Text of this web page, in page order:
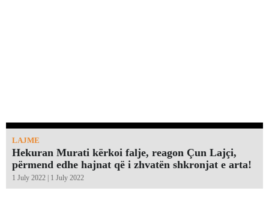
LAJME
Hekuran Murati kërkoi falje, reagon Çun Lajçi,
përmend edhe hajnat që i zhvatën shkronjat e arta!￼
1 July 2022 | 1 July 2022